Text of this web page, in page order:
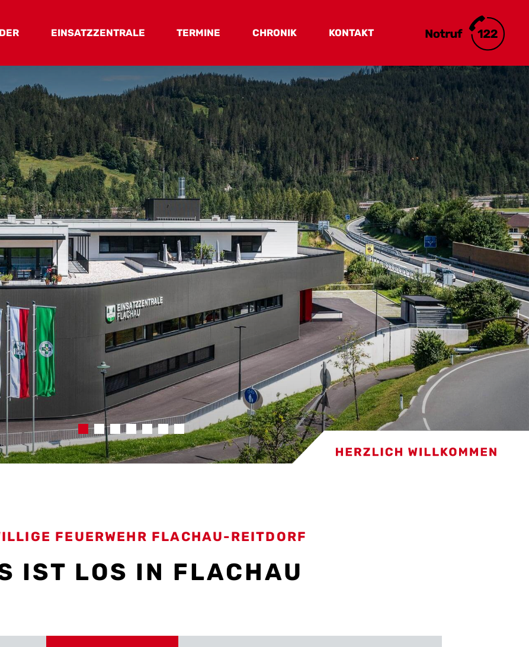
Mitglieder
EINSATZZENTRALE
Haus & Ausstattung
Fahrzeuge
TERMINE CHRONIK KONTAKT
Kontakt & Lage
FEUERWEHR FLACHAU-REITDORF
IST LOS IN FLACHAU